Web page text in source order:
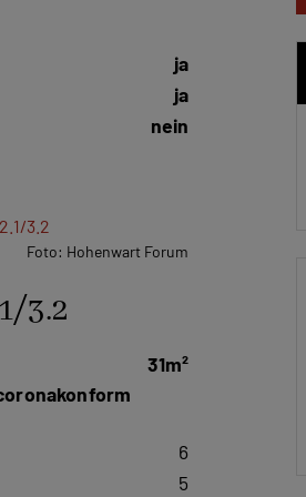
ja
ja
nein
Foto: Hohenwart Forum
3.2
31m²
6
5